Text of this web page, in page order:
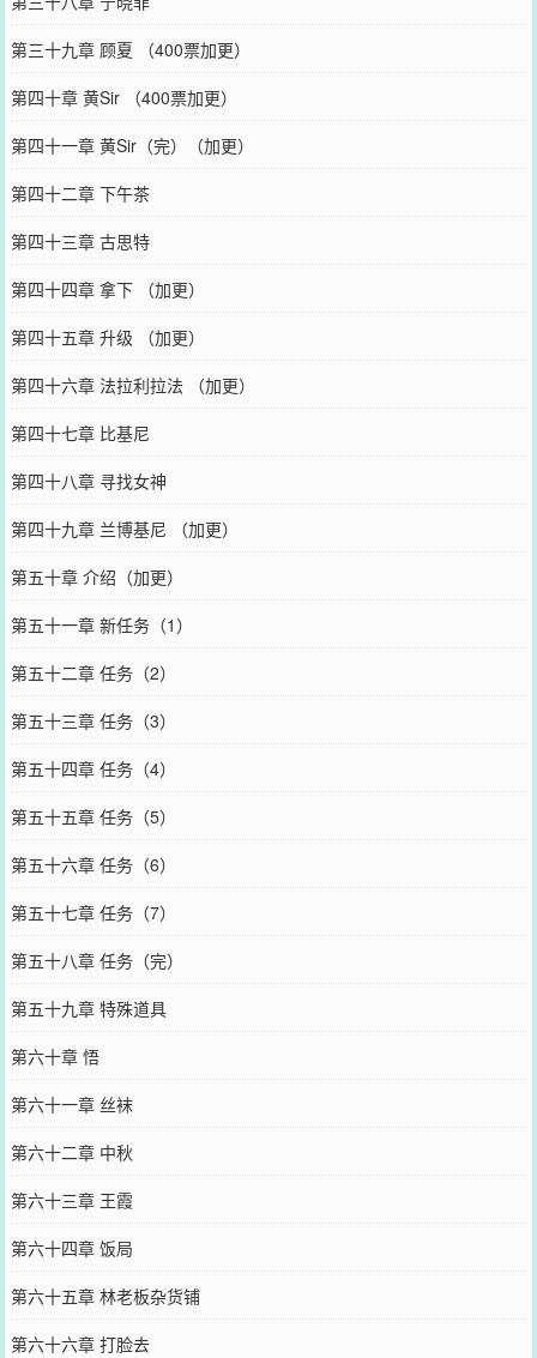
第三十九章 顾夏 （400票加更）
第四十章 黄Sir （400票加更）
第四十一章 黄Sir（完）（加更）
第四十二章 下午茶
第四十三章 古思特
第四十四章 拿下 （加更）
第四十五章 升级 （加更）
第四十六章 法拉利拉法 （加更）
第四十七章 比基尼
第四十八章 寻找女神
第四十九章 兰博基尼 （加更）
第五十章 介绍（加更）
第五十一章 新任务（1）
第五十二章 任务（2）
第五十三章 任务（3）
第五十四章 任务（4）
第五十五章 任务（5）
第五十六章 任务（6）
第五十七章 任务（7）
第五十八章 任务（完）
第五十九章 特殊道具
第六十章 悟
第六十一章 丝袜
第六十二章 中秋
第六十三章 王霞
第六十四章 饭局
第六十五章 林老板杂货铺
第六十六章 打脸去